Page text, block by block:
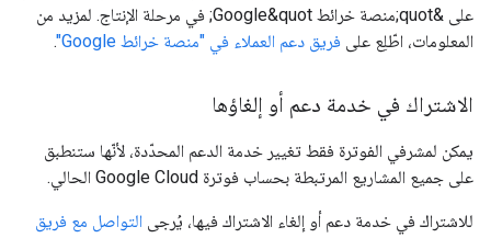
على &quot;منصة خرائط Google&quot; في مرحلة الإنتاج. لمزيد من
المعلومات، اطّلِع على فريق دعم العملاء في "منصة خرائط Google" .
الاشتراك في خدمة دعم أو إلغاؤها
يمكن لمشرفي الفوترة فقط تغيير خدمة الدعم المحدّدة، لأنّها ستنطبق
على جميع المشاريع المرتبطة بحساب فوترة Google Cloud الحالي.
للاشتراك في خدمة دعم أو إلغاء الاشتراك فيها، يُرجى التواصل مع فريق